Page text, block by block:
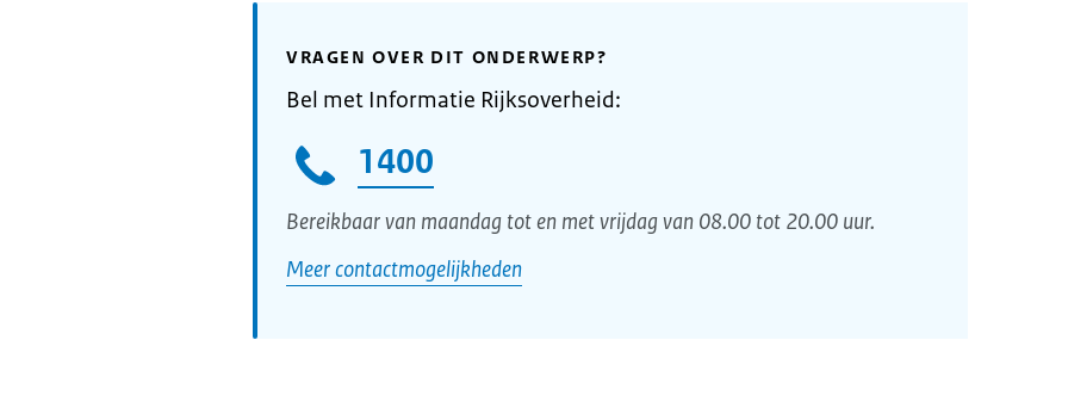
VRAGEN OVER DIT ONDERWERP?
Bel met Informatie Rijksoverheid:
1400
Bereikbaar van maandag tot en met vrijdag van 08.00 tot 20.00 uur.
Meer contactmogelijkheden